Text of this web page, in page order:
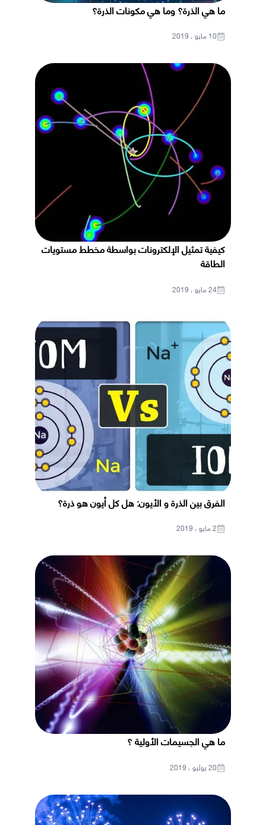
ما هي الذرة؟ وما هي مكونات الذرة؟
10 مايو ، 2019
كيفية تمثيل الإلكترونات بواسطة مخطط مستويات
الطاقة
24 مايو ، 2019
الفرق بين الذرة و الأيون: هل كل أيون هو ذرة؟
2 مايو ، 2019
ما هي الجسيمات الأولية ؟
20 يوليو ، 2019